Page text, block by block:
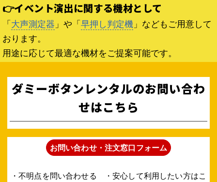
👉イベント演出に関する機材として
「大声測定器 」や「早押し判定機 」などもご用意して
おります。
用途に応じて最適な機材をご提案可能です。
ダミーボタンレンタルのお問い合わ
せはこちら
お問い合わせ・注文窓口フォーム
・不明点を問い合わせる ・安心して利用したい方はこ